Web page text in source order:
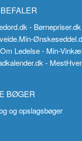
- Børnepriser.dk
Ledelse - Min-
-
BØGER
og opslagsbøger